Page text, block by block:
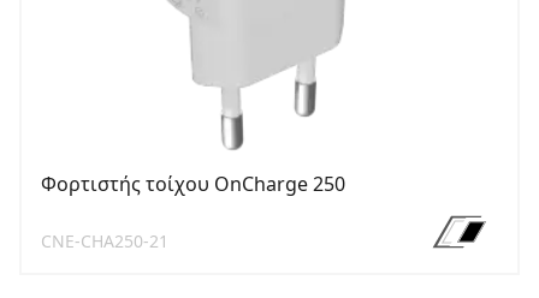
Φορτιστής τοίχου OnCharge 250
CNE-CHA250-21